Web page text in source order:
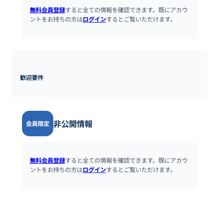
無料会員登録すると全ての情報を確認できます。既にアカウ
ントをお持ちの方はログインするとご覧いただけます。
歓迎要件
会員限定 非公開情報
無料会員登録すると全ての情報を確認できます。既にアカウ
ントをお持ちの方はログインするとご覧いただけます。